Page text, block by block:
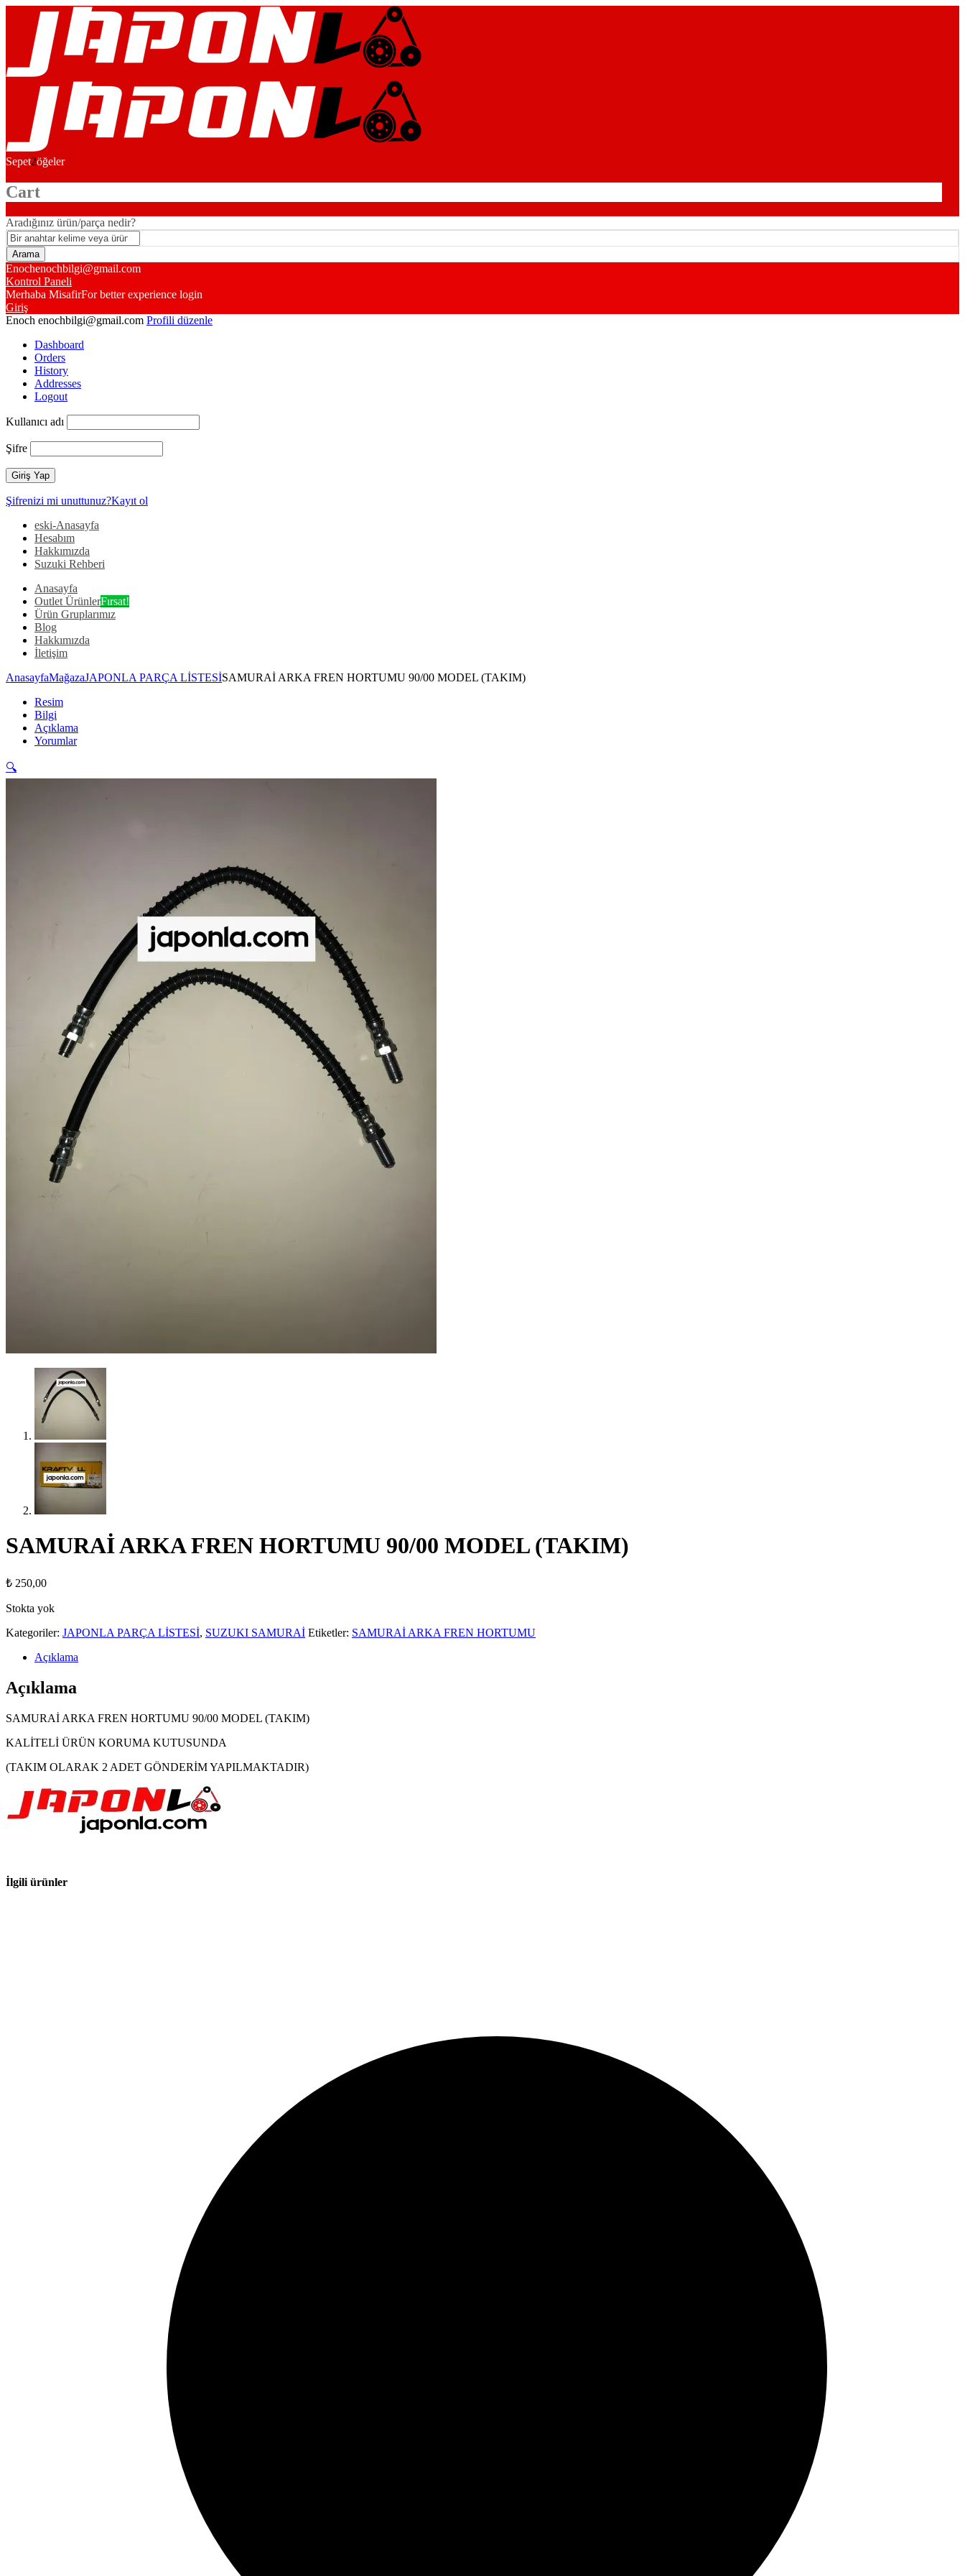
Sepet2öğeler
Cart
Aradığınız ürün/parça nedir?
Enochenochbilgi@gmail.com
Kontrol Paneli
Merhaba MisafirFor better experience login
Giriş
Enoch enochbilgi@gmail.com Profili düzenle
Dashboard
Orders
History
Addresses
Logout
Kullanıcı adı
Şifre
Şifrenizi mi unuttunuz?Kayıt ol
eski-Anasayfa
Hesabım
Hakkımızda
Suzuki Rehberi
Anasayfa
Outlet ÜrünlerFırsat!
Ürün Gruplarımız
Blog
Hakkımızda
İletişim
AnasayfaMağazaJAPONLA PARÇA LİSTESİSAMURAİ ARKA FREN HORTUMU 90/00 MODEL (TAKIM)
Resim
Bilgi
Açıklama
Yorumlar
🔍
SAMURAİ ARKA FREN HORTUMU 90/00 MODEL (TAKIM)
₺ 250,00
Stokta yok
Kategoriler: JAPONLA PARÇA LİSTESİ, SUZUKI SAMURAİ Etiketler: SAMURAİ ARKA FREN HORTUMU
Açıklama
Açıklama
SAMURAİ ARKA FREN HORTUMU 90/00 MODEL (TAKIM)
KALİTELİ ÜRÜN KORUMA KUTUSUNDA
(TAKIM OLARAK 2 ADET GÖNDERİM YAPILMAKTADIR)
İlgili ürünler